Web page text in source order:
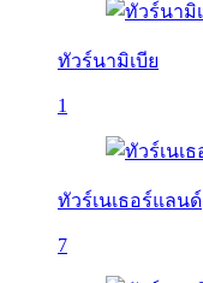
ทัวร์นามิเบีย
1
ทัวร์เนเธอร์แลนด์
7